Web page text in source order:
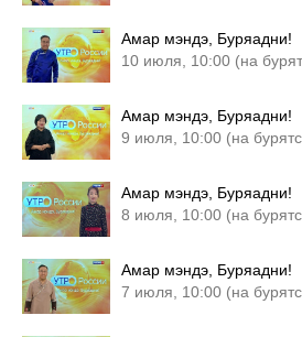
Амар мэндэ, Буряадни!
10 июля, 10:00 (на
Амар мэндэ, Буряадни!
9 июля, 10:00 (на
Амар мэндэ, Буряадни!
8 июля, 10:00 (на
Амар мэндэ, Буряадни!
7 июля, 10:00 (на